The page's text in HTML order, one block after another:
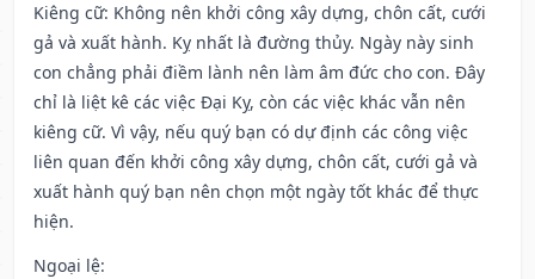
Kiêng cữ: Không nên khởi công xây dựng, chôn cất, cưới
gả và xuất hành. Kỵ nhất là đường thủy. Ngày này sinh
con chẳng phải điềm lành nên làm âm đức cho con. Đây
chỉ là liệt kê các việc Đại Kỵ, còn các việc khác vẫn nên
kiêng cữ. Vì vậy, nếu quý bạn có dự định các công việc
liên quan đến khởi công xây dựng, chôn cất, cưới gả và
xuất hành quý bạn nên chọn một ngày tốt khác để thực
hiện.
Ngoại lệ: